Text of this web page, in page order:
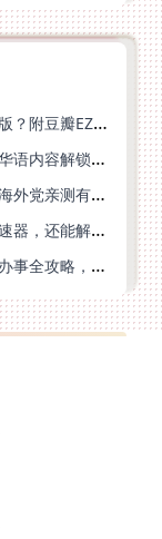
海外党必看：怎么在国外玩秦时明月卡牌版？附豆瓣EZCast地区限制破解法
海外怎么听酷我畅听？留学生亲测有效的华语内容解锁指南
在国外看不了央视影音电视剧怎么办呢？海外党亲测有效的回国加速方案
海外华人看国内电视剧总卡？选对回国加速器，还能解决菲律宾打不开反诈中心的问题
探花在比利时用不了怎么办？海外党追剧办事全攻略，选对加速器就够了